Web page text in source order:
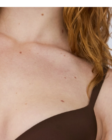
See all T-shirt/Seamless bras